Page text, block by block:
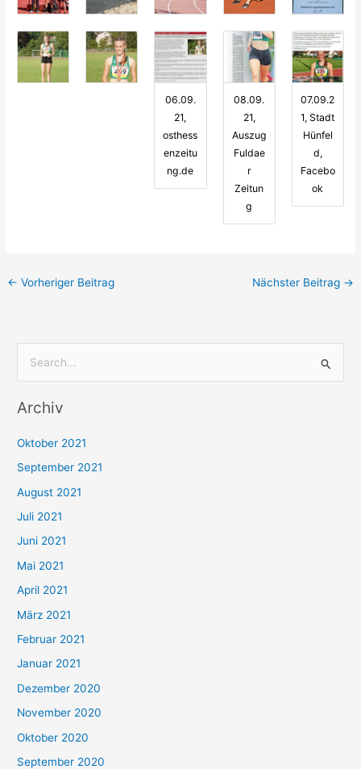
06.09.
21,
osthess
enzeitu
ng.de
08.09.
21,
Auszug
Fuldae
r
Zeitun
g
07.09.2
1, Stadt
Hünfel
d,
Facebo
ok
← Vorheriger Beitrag Nächster Beitrag →
c
n
n
a
c
h
:
Archiv
Oktober 2021
September 2021
August 2021
Juli 2021
Juni 2021
Mai 2021
April 2021
März 2021
Februar 2021
Januar 2021
Dezember 2020
November 2020
Oktober 2020
September 2020